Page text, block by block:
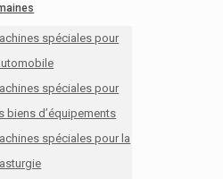
spéciales pour
spéciales pour
biens d’équipements
spéciales pour la